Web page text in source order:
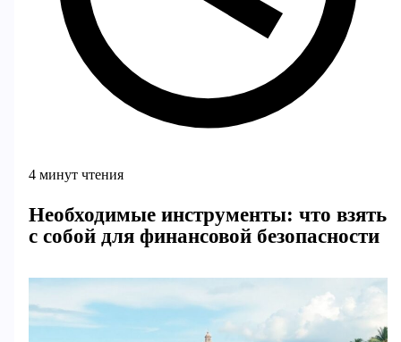
4 минут чтения
Необходимые инструменты: что взять
с собой для финансовой безопасности